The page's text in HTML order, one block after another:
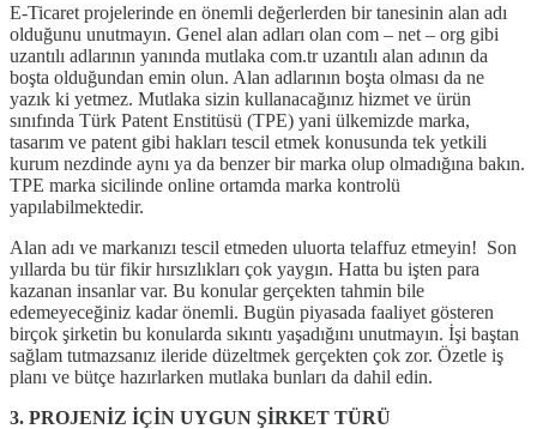
E-Ticaret projelerinde en önemli değerlerden bir tanesinin alan adı
olduğunu unutmayın. Genel alan adları olan com – net – org gibi
uzantılı adlarının yanında mutlaka com.tr uzantılı alan adının da
boşta olduğundan emin olun. Alan adlarının boşta olması da ne
yazık ki yetmez. Mutlaka sizin kullanacağınız hizmet ve ürün
sınıfında Türk Patent Enstitüsü (TPE) yani ülkemizde marka,
tasarım ve patent gibi hakları tescil etmek konusunda tek yetkili
kurum nezdinde aynı ya da benzer bir marka olup olmadığına bakın.
TPE marka sicilinde online ortamda marka kontrolü
yapılabilmektedir.
Alan adı ve markanızı tescil etmeden uluorta telaffuz etmeyin! Son
yıllarda bu tür fikir hırsızlıkları çok yaygın. Hatta bu işten para
kazanan insanlar var. Bu konular gerçekten tahmin bile
edemeyeceğiniz kadar önemli. Bugün piyasada faaliyet gösteren
birçok şirketin bu konularda sıkıntı yaşadığını unutmayın. İşi baştan
sağlam tutmazsanız ileride düzeltmek gerçekten çok zor. Özetle iş
planı ve bütçe hazırlarken mutlaka bunları da dahil edin.
3. PROJENİZ İÇİN UYGUN ŞİRKET TÜRÜ